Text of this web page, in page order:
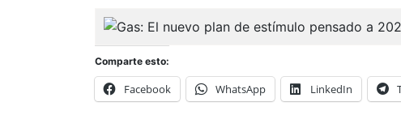
Comparte esto:
Facebook WhatsApp LinkedIn